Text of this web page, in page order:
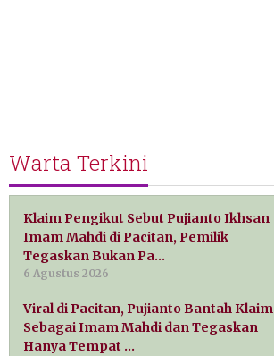
Warta Terkini
Klaim Pengikut Sebut Pujianto Ikhsan
Imam Mahdi di Pacitan, Pemilik
Tegaskan Bukan Pa…
6 Agustus 2026
Viral di Pacitan, Pujianto Bantah Klaim
Sebagai Imam Mahdi dan Tegaskan
Hanya Tempat …